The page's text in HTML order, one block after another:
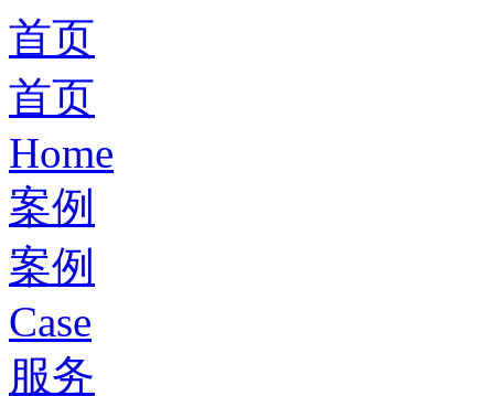
首页
首页
Home
案例
案例
Case
服务